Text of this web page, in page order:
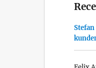
Stefan